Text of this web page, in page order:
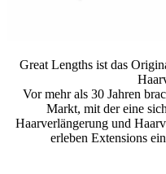
Great Lengths ist das
Vor mehr als 30 Jahren
Markt, mit der eine
Haarverlängerung und
erleben Extensions